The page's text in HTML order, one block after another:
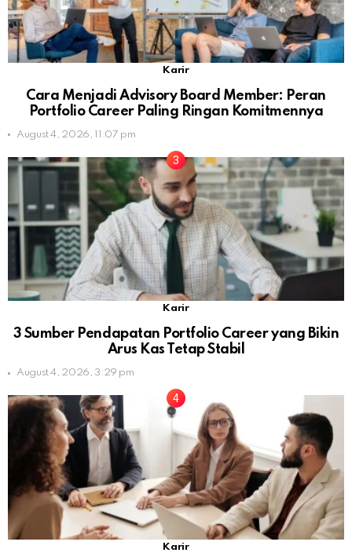
Karir
Cara Menjadi Advisory Board Member: Peran
Portfolio Career Paling Ringan Komitmennya
August 4, 2026, 11:07 pm
Karir
3 Sumber Pendapatan Portfolio Career yang Bikin
Arus Kas Tetap Stabil
August 4, 2026, 3:29 pm
Karir